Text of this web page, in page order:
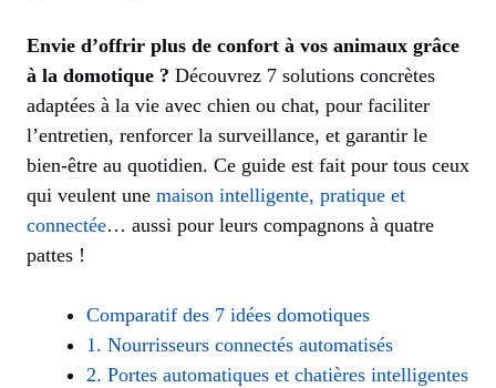
Envie d’offrir plus de confort à vos animaux grâce
à la domotique ? Découvrez 7 solutions concrètes
adaptées à la vie avec chien ou chat, pour faciliter
l’entretien, renforcer la surveillance, et garantir le
bien-être au quotidien. Ce guide est fait pour tous ceux
qui veulent une maison intelligente, pratique et
connectée… aussi pour leurs compagnons à quatre
pattes !
Comparatif des 7 idées domotiques
1. Nourrisseurs connectés automatisés
2. Portes automatiques et chatières intelligentes